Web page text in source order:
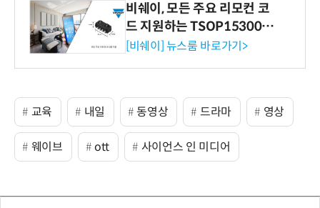
비쉐이, 모든 주요 리모컨 코
드 지원하는 TSOP15300 시
리즈 IR 수신기 출시
[비쉐이] 뉴스룸 바로가기>
교육 내일 동영상 드라마 영상
웨이브 ott 사이언스 인 미디어